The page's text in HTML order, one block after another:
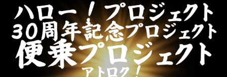
イベント・グッズ
YouTube
会社情報